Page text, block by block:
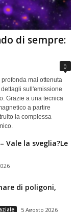
di sempre:
0
mai ottenuta
sull'emissione
Grazie a una tecnica
a partire
la complessa
Vale la sveglia?Le
di poligoni,
5 Agosto 2026